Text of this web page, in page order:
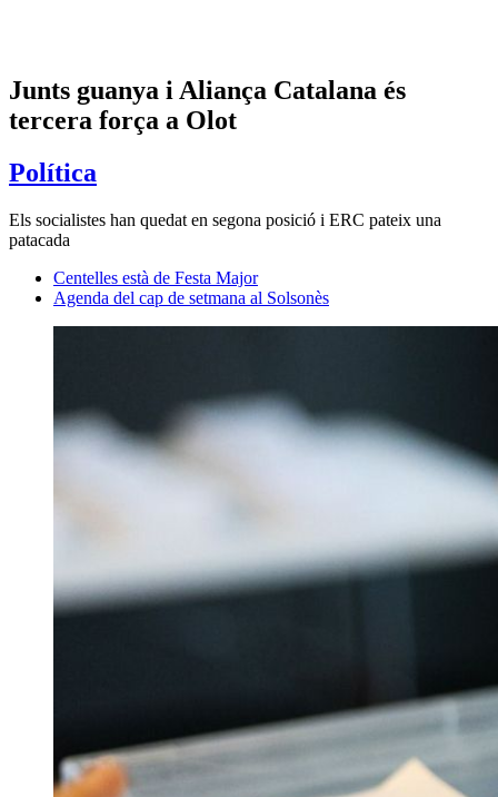
Junts guanya i Aliança Catalana és
tercera força a Olot
Política
Els socialistes han quedat en segona posició i ERC pateix una
patacada
Centelles està de Festa Major
Agenda del cap de setmana al Solsonès